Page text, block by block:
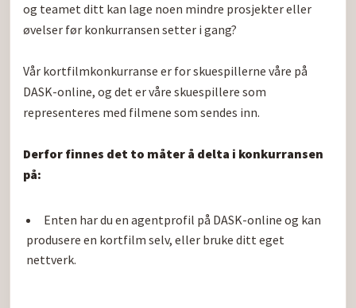
og teamet ditt kan lage noen mindre prosjekter eller
øvelser før konkurransen setter i gang?
Vår kortfilmkonkurranse er for skuespillerne våre på
DASK-online, og det er våre skuespillere som
representeres med filmene som sendes inn.
Derfor finnes det to måter å delta i konkurransen
på:
Enten har du en agentprofil på DASK-online og kan
produsere en kortfilm selv, eller bruke ditt eget
nettverk.